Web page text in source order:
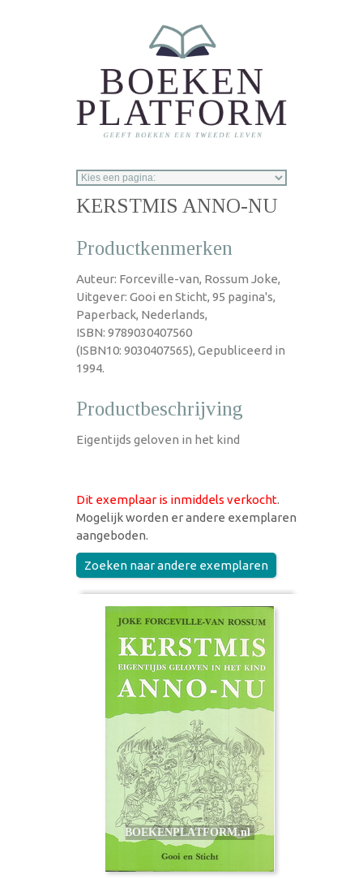
KERSTMIS ANNO-NU
Productkenmerken
Auteur: Forceville-van, Rossum Joke,
Uitgever: Gooi en Sticht, 95 pagina's,
Paperback, Nederlands,
ISBN: 9789030407560
(ISBN10: 9030407565), Gepubliceerd in
1994.
Productbeschrijving
Eigentijds geloven in het kind
Dit exemplaar is inmiddels verkocht.
Mogelijk worden er andere exemplaren
aangeboden.
Zoeken naar andere exemplaren